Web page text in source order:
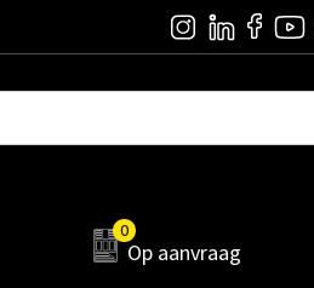
0
Op aanvraag